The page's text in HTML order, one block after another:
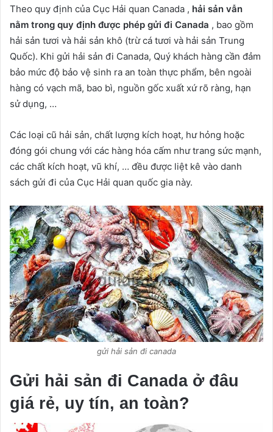
Theo quy định của Cục Hải quan Canada , hải sản vẫn
nằm trong quy định được phép gửi đi Canada , bao gồm
hải sản tươi và hải sản khô (trừ cá tươi và hải sản Trung
Quốc). Khi gửi hải sản đi Canada, Quý khách hàng cần đảm
bảo mức độ bảo vệ sinh ra an toàn thực phẩm, bên ngoài
hàng có vạch mã, bao bì, nguồn gốc xuất xứ rõ ràng, hạn
sử dụng, …
Các loại cũ hải sản, chất lượng kích hoạt, hư hỏng hoặc
đóng gói chung với các hàng hóa cấm như trang sức mạnh,
các chất kích hoạt, vũ khí, … đều được liệt kê vào danh
sách gửi đi của Cục Hải quan quốc gia này.
gửi hải sản đi canada
Gửi hải sản đi Canada ở đâu
giá rẻ, uy tín, an toàn?